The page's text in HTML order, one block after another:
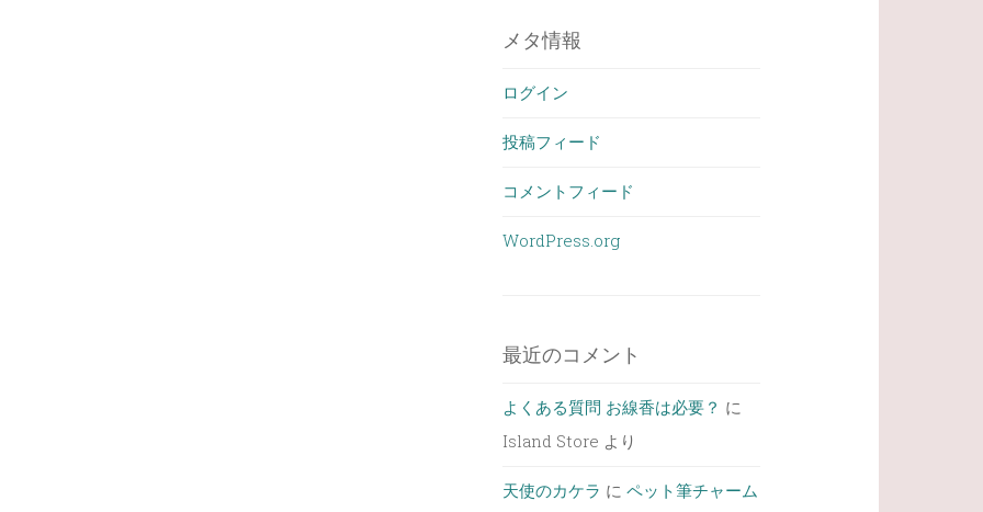
メタ情報
ログイン
投稿フィード
コメントフィード
WordPress.org
最近のコメント
よくある質問 お線香は必要？ に
Island Store より
天使のカケラ にペット筆チャーム